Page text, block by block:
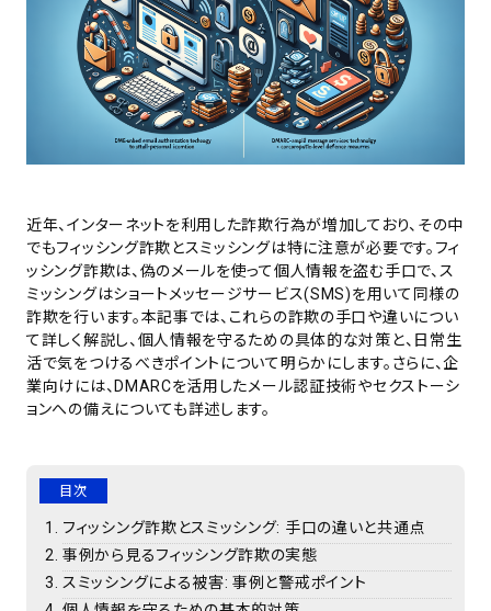
近年、インターネットを利用した詐欺行為が増加しており、その中
でもフィッシング詐欺とスミッシングは特に注意が必要です。フィ
ッシング詐欺は、偽のメールを使って個人情報を盗む手口で、ス
ミッシングはショートメッセージサービス(SMS)を用いて同様の
詐欺を行います。本記事では、これらの詐欺の手口や違いについ
て詳しく解説し、個人情報を守るための具体的な対策と、日常生
活で気をつけるべきポイントについて明らかにします。さらに、企
業向けには、DMARCを活用したメール認証技術やセクストーシ
ョンへの備えについても詳述します。
目次
フィッシング詐欺とスミッシング: 手口の違いと共通点
事例から見るフィッシング詐欺の実態
スミッシングによる被害: 事例と警戒ポイント